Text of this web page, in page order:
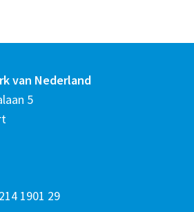
van Nederland
5
1901 29